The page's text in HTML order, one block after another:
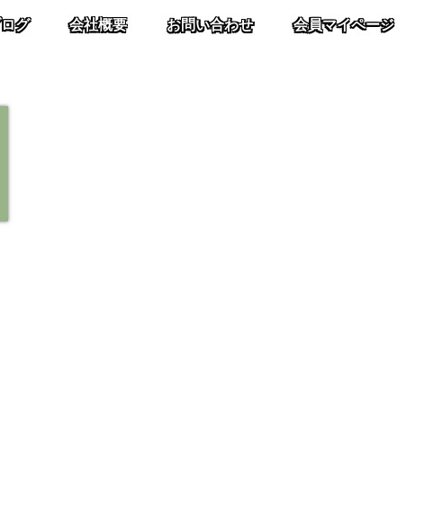
グ 会社概要 お問い合わせ 会員マイページ